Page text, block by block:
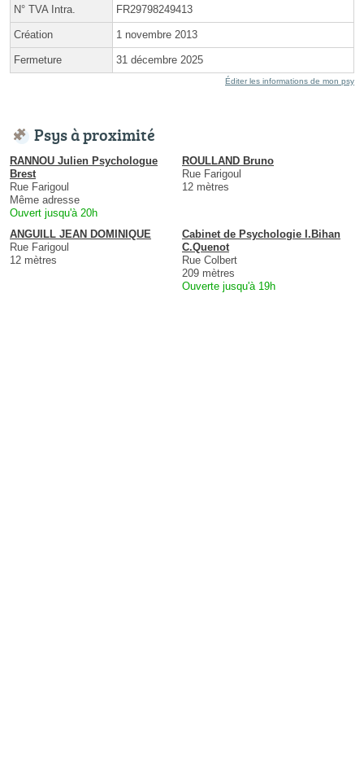
N° TVA Intra. FR29798249413
Création 1 novembre 2013
Fermeture 31 décembre 2025
Éditer les informations de mon psy
Psys à proximité
RANNOU Julien Psychologue
Brest
Rue Farigoul
Même adresse
Ouvert jusqu'à 20h
ROULLAND Bruno
Rue Farigoul
12 mètres
ANGUILL JEAN DOMINIQUE
Rue Farigoul
12 mètres
Cabinet de Psychologie I.Bihan
C.Quenot
Rue Colbert
209 mètres
Ouverte jusqu'à 19h